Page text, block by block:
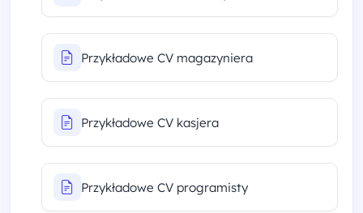
Przykładowe CV magazyniera
Przykładowe CV kasjera
Przykładowe CV programisty